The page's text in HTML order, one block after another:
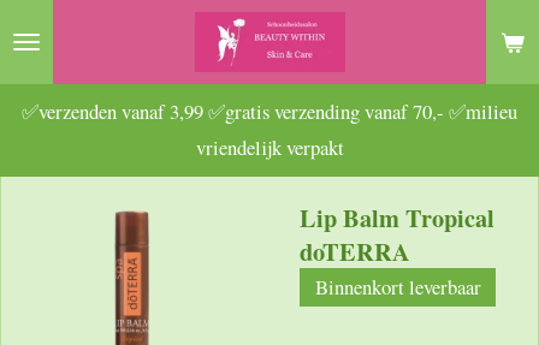
Ga
naar
hoofdinhoud
✅verzenden vanaf 3,99 ✅gratis verzending vanaf 70,- ✅milieu
vriendelijk verpakt
Lip Balm Tropical
doTERRA
Binnenkort leverbaar